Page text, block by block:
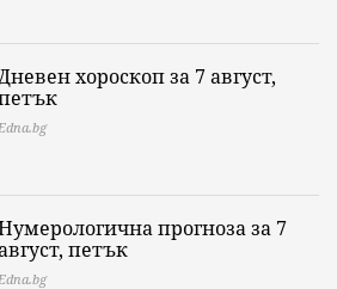
хороскоп за 7 август,
Edna.bg
прогноза за 7
петък
Edna.bg